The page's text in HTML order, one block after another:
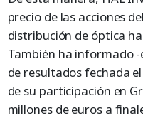
precio de las acciones
distribución de óptica
También ha informado
de resultados fechada
de su participación en
millones de euros a